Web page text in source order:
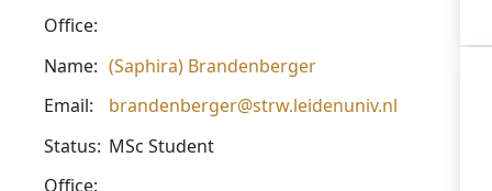
Office:
Name: (Saphira) Brandenberger
Email:
brandenberger@strw.leidenuniv.nl
Status: MSc Student
Office: